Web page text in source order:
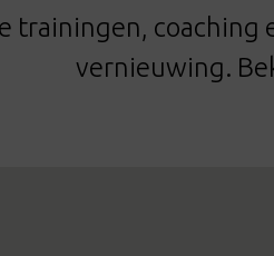
trainingen, coaching
vernieuwing.